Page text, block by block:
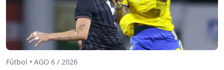
Fútbol • AGO 6 / 2026